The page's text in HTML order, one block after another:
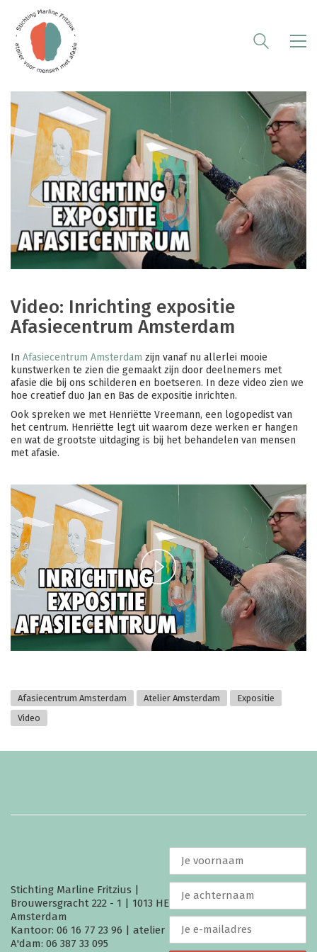
Video: Inrichting expositie
Afasiecentrum Amsterdam
In Afasiecentrum Amsterdam zijn vanaf nu allerlei mooie
kunstwerken te zien die gemaakt zijn door deelnemers met
afasie die bij ons schilderen en boetseren. In deze video zien we
hoe creatief duo Jan en Bas de expositie inrichten.
Ook spreken we met Henriëtte Vreemann, een logopedist van
het centrum. Henriëtte legt uit waarom deze werken er hangen
en wat de grootste uitdaging is bij het behandelen van mensen
met afasie.
Play
Video
Afasiecentrum Amsterdam Atelier Amsterdam
Expositie
Video
Stichting Marline Fritzius |
Brouwersgracht 222 - 1 | 1013 HE
Amsterdam
Kantoor: 06 16 77 23 96 | atelier
A'dam: 06 387 33 095